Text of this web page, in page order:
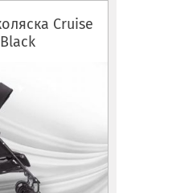
Cruise